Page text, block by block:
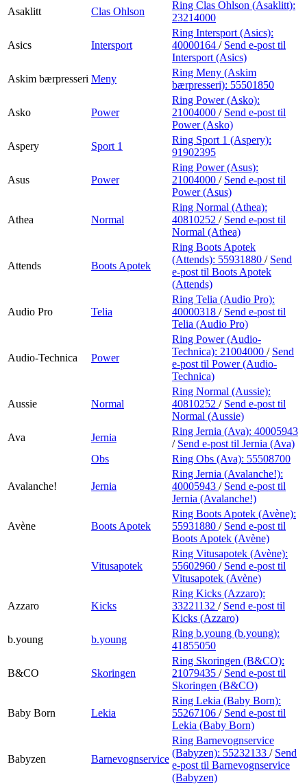
Asaklitt Clas Ohlson
Ring Clas Ohlson (Asaklitt):
23214000
Asics Intersport
Ring Intersport (Asics):
40000164 / Send e-post til
Intersport (Asics)
Askim bærpresseri Meny
Ring Meny (Askim
bærpresseri): 55501850
Asko Power
Ring Power (Asko):
21004000 / Send e-post til
Power (Asko)
Aspery
Sport 1
Ring Sport 1 (Aspery):
91902395
Asus Power
Ring Power (Asus):
21004000 / Send e-post til
Power (Asus)
Athea Normal
Ring Normal (Athea):
40810252 / Send e-post til
Normal (Athea)
Attends Boots Apotek
Ring Boots Apotek
(Attends): 55931880 / Send
e-post til Boots Apotek
(Attends)
Audio Pro Telia
Ring Telia (Audio Pro):
40000318 / Send e-post til
Telia (Audio Pro)
Audio-Technica Power
Ring Power (Audio-
Technica): 21004000 / Send
e-post til Power (Audio-
Technica)
Aussie Normal
Ring Normal (Aussie):
40810252 / Send e-post til
Normal (Aussie)
Ava
Jernia
Ring Jernia (Ava): 40005943
/ Send e-post til Jernia (Ava)
Obs
Ring Obs (Ava): 55508700
Avalanche! Jernia
Ring Jernia (Avalanche!):
40005943 / Send e-post til
Jernia (Avalanche!)
Avène Boots Apotek
Ring Boots Apotek (Avène):
55931880 / Send e-post til
Boots Apotek (Avène)
Vitusapotek
Ring Vitusapotek (Avène):
55602960 / Send e-post til
Vitusapotek (Avène)
Azzaro Kicks
Ring Kicks (Azzaro):
33221132 / Send e-post til
Kicks (Azzaro)
b.young
b.young
Ring b.young (b.young):
41855050
B&CO Skoringen
Ring Skoringen (B&CO):
21079435 / Send e-post til
Skoringen (B&CO)
Baby Born Lekia
Ring Lekia (Baby Born):
55267106 / Send e-post til
Lekia (Baby Born)
Babyzen Barnevognservice
Ring Barnevognservice
(Babyzen): 55232133 / Send
e-post til Barnevognservice
(Babyzen)